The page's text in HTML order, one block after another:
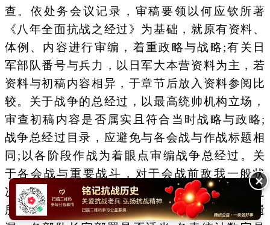
查。依处务会议记录，审稿要领以何应钦所著
《八年全面抗战之经过》为基础，就原有资料、
体例、内容进行审编，着重政略与战略;有关日
军部队番号与兵力，以日军大本营资料为主，若
资料与初稿内容相异，于章节后放入资料参阅比
较。关于战争的总经过，以最高统帅机构立场，
审查初稿内容是否属实且符合当时战略与政略;
战争总经过目录，应避免与各会战与作战标题相
同;以各阶段作战为着眼点审编战争总经过。关
于各会战与重要战斗，对于会战前敌我一般状
况，应补齐减少阙漏;应再研究会战与作战经过
所用资料是否真实、相关会战间之情况有否遗
✕